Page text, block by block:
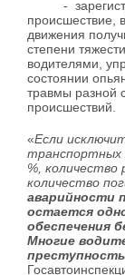
-
происшествие,
движения
степени
водителями,
состоянии
травмы разной
«Если
транспортных
%, количество
количество
аварийности
остается
обеспечения
Многие